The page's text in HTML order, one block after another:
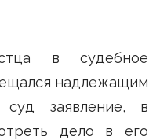
в судебное
надлежащим
заявление, в
дело в его